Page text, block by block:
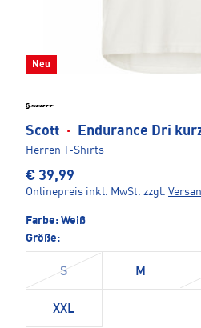
Neu
Scott · Endurance Dri
Herren T-Shirts
€ 39,99
Onlinepreis inkl. MwSt. zzgl.
Farbe: Weiß
Größe:
S M
XXL